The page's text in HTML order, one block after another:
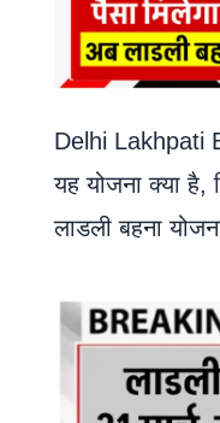
Delhi Lakhpati
यह योजना क्या है,
लाडली बहना